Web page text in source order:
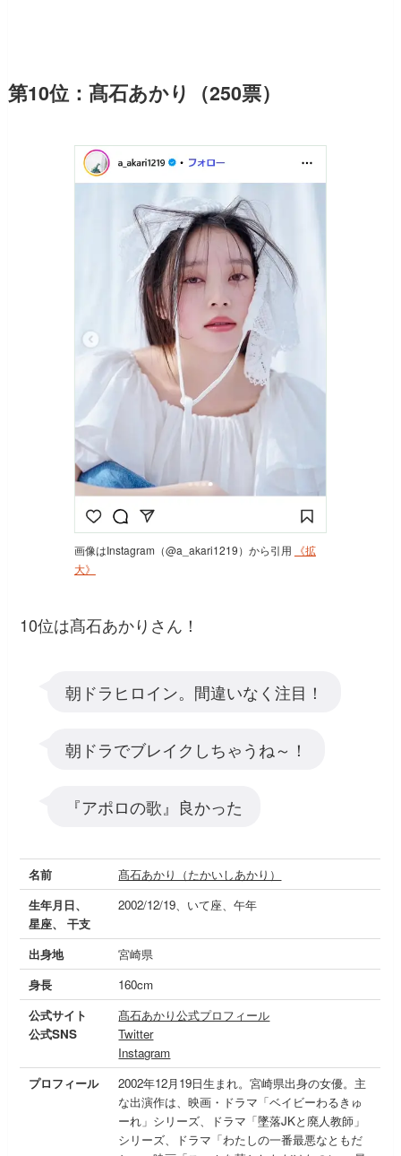
第10位：髙石あかり（250票）
画像はInstagram（@a_akari1219）から引用
《拡
大》
10位は髙石あかりさん！
朝ドラヒロイン。間違いなく注目！
朝ドラでブレイクしちゃうね～！
『アポロの歌』良かった
名前
髙石あかり（たかいしあかり）
生年月日、
星座、 干支
2002/12/19、いて座、午年
出身地
宮崎県
身長
160cm
公式サイト
公式SNS
髙石あかり公式プロフィール
Twitter
Instagram
プロフィール
2002年12月19日生まれ。宮崎県出身の女優。主
な出演作は、映画・ドラマ「ベイビーわるきゅ
ーれ」シリーズ、ドラマ「墜落JKと廃人教師」
シリーズ、ドラマ「わたしの一番最悪なともだ